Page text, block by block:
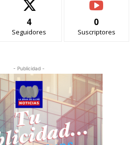
4
Seguidores
0
Suscriptores
- Publicidad -